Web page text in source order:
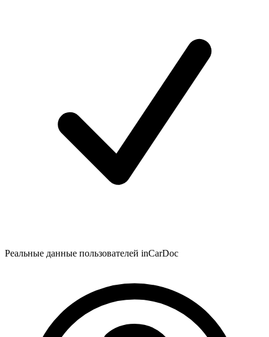
Реальные данные пользователей inCarDoc